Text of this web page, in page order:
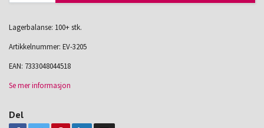
Lagerbalanse: 100+ stk.
Artikkelnummer: EV-3205
EAN: 7333048044518
Se mer informasjon
Del